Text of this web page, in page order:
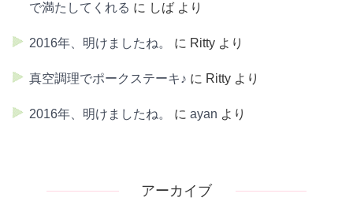
で満たしてくれる に しば より
2016年、明けましたね。 に Ritty より
真空調理でポークステーキ♪ に Ritty より
2016年、明けましたね。 に ayan より
アーカイブ